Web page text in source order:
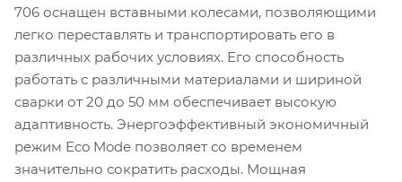
706 оснащен вставными колесами, позволяющими
легко переставлять и транспортировать его в
различных рабочих условиях. Его способность
работать с различными материалами и шириной
сварки от 20 до 50 мм обеспечивает высокую
адаптивность. Энергоэффективный экономичный
режим Eco Mode позволяет со временем
значительно сократить расходы. Мощная